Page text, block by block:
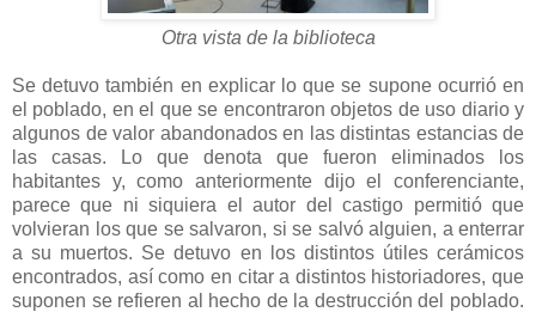
Otra vista de la biblioteca
Se detuvo también en explicar lo que se supone ocurrió en
el poblado, en el que se encontraron objetos de uso diario y
algunos de valor abandonados en las distintas estancias de
las casas. Lo que denota que fueron eliminados los
habitantes y, como anteriormente dijo el conferenciante,
parece que ni siquiera el autor del castigo permitió que
volvieran los que se salvaron, si se salvó alguien, a enterrar
a su muertos. Se detuvo en los distintos útiles cerámicos
encontrados, así como en citar a distintos historiadores, que
suponen se refieren al hecho de la destrucción del poblado.